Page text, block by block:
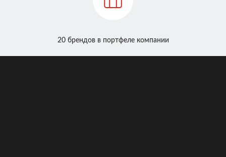
20 брендов в портфеле компании